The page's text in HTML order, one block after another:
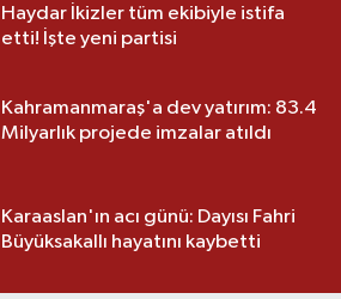
Haydar İkizler tüm ekibiyle istifa
etti! İşte yeni partisi
Kahramanmaraş'a dev yatırım: 83.4
Milyarlık projede imzalar atıldı
Karaaslan'ın acı günü: Dayısı Fahri
Büyüksakallı hayatını kaybetti